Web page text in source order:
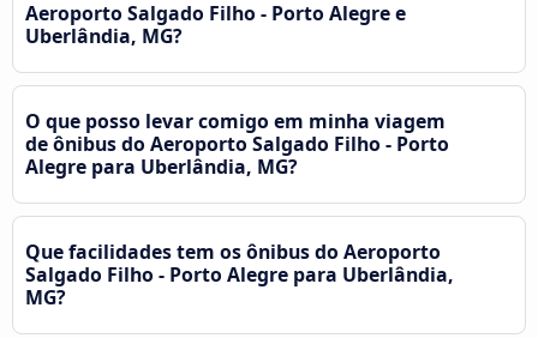
Aeroporto Salgado Filho - Porto Alegre e
Uberlândia, MG?
O que posso levar comigo em minha viagem
de ônibus do Aeroporto Salgado Filho - Porto
Alegre para Uberlândia, MG?
Que facilidades tem os ônibus do Aeroporto
Salgado Filho - Porto Alegre para Uberlândia,
MG?